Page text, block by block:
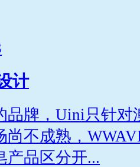
计
品牌，Uini只针对
尚不成熟，
产品区分开...